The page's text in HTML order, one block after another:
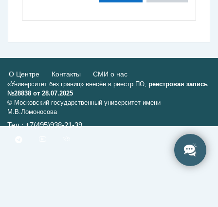
О Центре Контакты СМИ о нас
«Университет без границ» внесён в реестр ПО, реестровая запись
№28838 от 28.07.2025
© Московский государственный университет имени
М.В.Ломоносова
Тел.: +7(495)938-21-39